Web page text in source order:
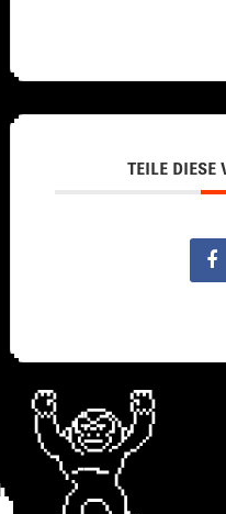
TEILE DIESE